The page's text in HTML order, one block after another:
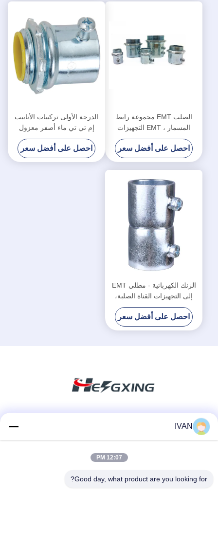
الصلب EMT مجموعة رابط
المسمار ، EMT التجهيزات
الكهربائية القناة نوع معزول
احصل على أفضل سعر
الدرجة الأولى تركيبات الأنابيب
إم تي تي ماء أصفر معزول
مجموعة الموصلات برغي
احصل على أفضل سعر
الزنك الكهربائية - مطلي EMT
إلى التجهيزات القناة الصلبة،
موصلات أنابيب EMT الصلب
احصل على أفضل سعر
IVAN
12:07 PM
Good day, what product are you looking for?